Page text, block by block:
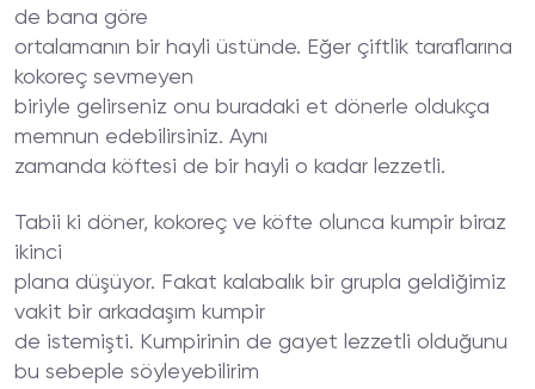
Lezzetler
de bana göre
ortalamanın bir hayli üstünde. Eğer çiftlik taraflarına
kokoreç sevmeyen
biriyle gelirseniz onu buradaki et dönerle oldukça
memnun edebilirsiniz. Aynı
zamanda köftesi de bir hayli o kadar lezzetli.
Tabii ki döner, kokoreç ve köfte olunca kumpir biraz
ikinci
plana düşüyor. Fakat kalabalık bir grupla geldiğimiz
vakit bir arkadaşım kumpir
de istemişti. Kumpirinin de gayet lezzetli olduğunu
bu sebeple söyleyebilirim